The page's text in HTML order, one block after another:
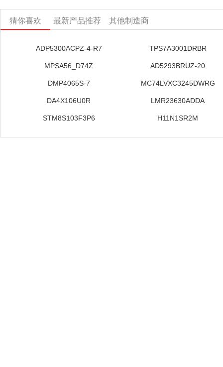
猜你喜欢 最新产品推荐 其他制造商
ADP5300ACPZ-4-R7 TPS7A3001DRBR
MPSA56_D74Z AD5293BRUZ-20
DMP4065S-7 MC74LVXC3245DWRG
DA4X106U0R LMR23630ADDA
STM8S103F3P6 H11N1SR2M